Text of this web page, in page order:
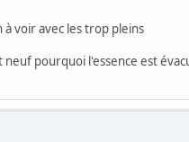
voir avec les trop pleins
pourquoi l'essence est